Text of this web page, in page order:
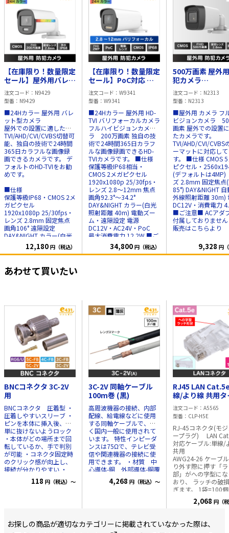
【在庫限り！数量限定
セール】屋外用バレッ
ト型 2MP 防犯カメラ
IP68
注文コード
N9429
型番
N9429
■24Hカラー 屋外用 バレ
ット型カメラ
屋外での設置に適した、
TVI/AHD/CVI/CVBS切替可
能、独自の技術で24時間
365日カラフルな画像録
画できるカメラです。 デ
フォルトのHD-TVIをお勧
めです。
■仕様
保護等級IP68・CMOS 2メ
ガピクセル
1920x1080p 25/30fps・
レンズ 2.8mm 固定焦点
画角106° 遠隔設定
DAY&NIGHT カラー(白光
照射距離 20m)
電源 DC12V・消費電力
■ご注意■
12,180 円（税込）
【在庫限り！数量限定
セール】PoC対応 屋
外用 バリフォーカル
2MP HD-TVI 防犯カメ
ラ IP68
注文コード
W9341
型番
W9341
■24Hカラー 屋外用 HD-
TVI バリフォーカルカメラ
フルハイビジョンカメ
ラ 200万画素 独自の技
術で24時間365日カラフ
ルな画像録画できるHD-
TVIカメラです。 ■仕様
保護等級IP68相当・
CMOS 2メガピクセル
1920x1080p 25/30fps・
レンズ 2.8～12mm 焦点
画角92.3°～34.2°
DAY&NIGHT カラー(白光
照射距離 40m) 電動ズー
ム・遠隔設定 電源
DC12V・AC24V・PoC
最大消費電力 12.2W ■ご
注意■ ACアダプタは付属
しておりません別途販売
34,800 円（税込）
500万画素 屋外
犯カメラ
TVI/CVI/AHD/
IP67
注文コード
N2313
型番
N2313
■屋外用 カメラ フ
ビジョンカメラ
画素 屋外での設置
たカメラです。
TVI/AHD/CVI/CVBS
ーマットに対応し
す。 ■仕様 CMOS 5メガ
ピクセル・
(デフォルトは4MP)
ズ 2.8mm 固定焦点
85°) DAY&NIGHT
外線照射距離 30m)
DC12V・消費電力
■ご注意■ ACアダ
付属しておりません
販売はこちらより
9,328 円
あわせて買いたい
BNCコネクタ 3C-2V
用
BNCコネクタ 圧着型 ・
圧着しやすいスリーブ ・
ピンを本体に挿入後、簡
単に抜けないようロック
・本体がどの場所まで回
転しているか、手で判別
が可能 ・コネクタ固定時
のクリック感が向上し、
接続が分かりやすい ・
3GHz対応し、ハイビジョ
ン画質の伝送にも最適 ※
2V用 ・5C-FB, 5C-FV共
118 円（税込）～
3C-2V 同軸ケーブル
100m巻 (黒)
高周波機器の接続、内部
配線、給電線などに使用
する同軸ケーブルで、広
く国内一般に使用されて
います。 特性インピーダ
ンスは75Ωで、テレビ受
信や関連機器の接続に使
用できます。 ・材質 中
心導体-銅 外部導体-銅覆
アルミニウム線 絶縁
体-ポリエチレン ジャケ
4,268 円（税込）～
RJ45 LAN
線/より線 共用タ
への字 1袋100個
注文コード
A5565
型番
CLP-H5E
RJ-45コネクタ(モ
ープラグ) LAN
対応ケーブル:単線/
共用
AWG24-26 ケーブルを取
り外す際に押す「
部」がへの字型に
おり、 ラッチの破
ぎます。 1袋=100
2,068 円（
お探しの商品が適切なカテゴリーに掲載されていなかった際は、